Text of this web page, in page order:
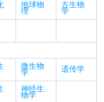
地球物
理
古生物
学
微生物
学 遗传学
神经生
物学